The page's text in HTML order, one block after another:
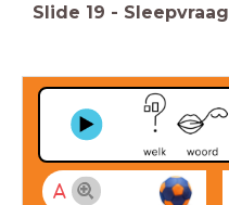
Slide 19 - Sleepvraag
A